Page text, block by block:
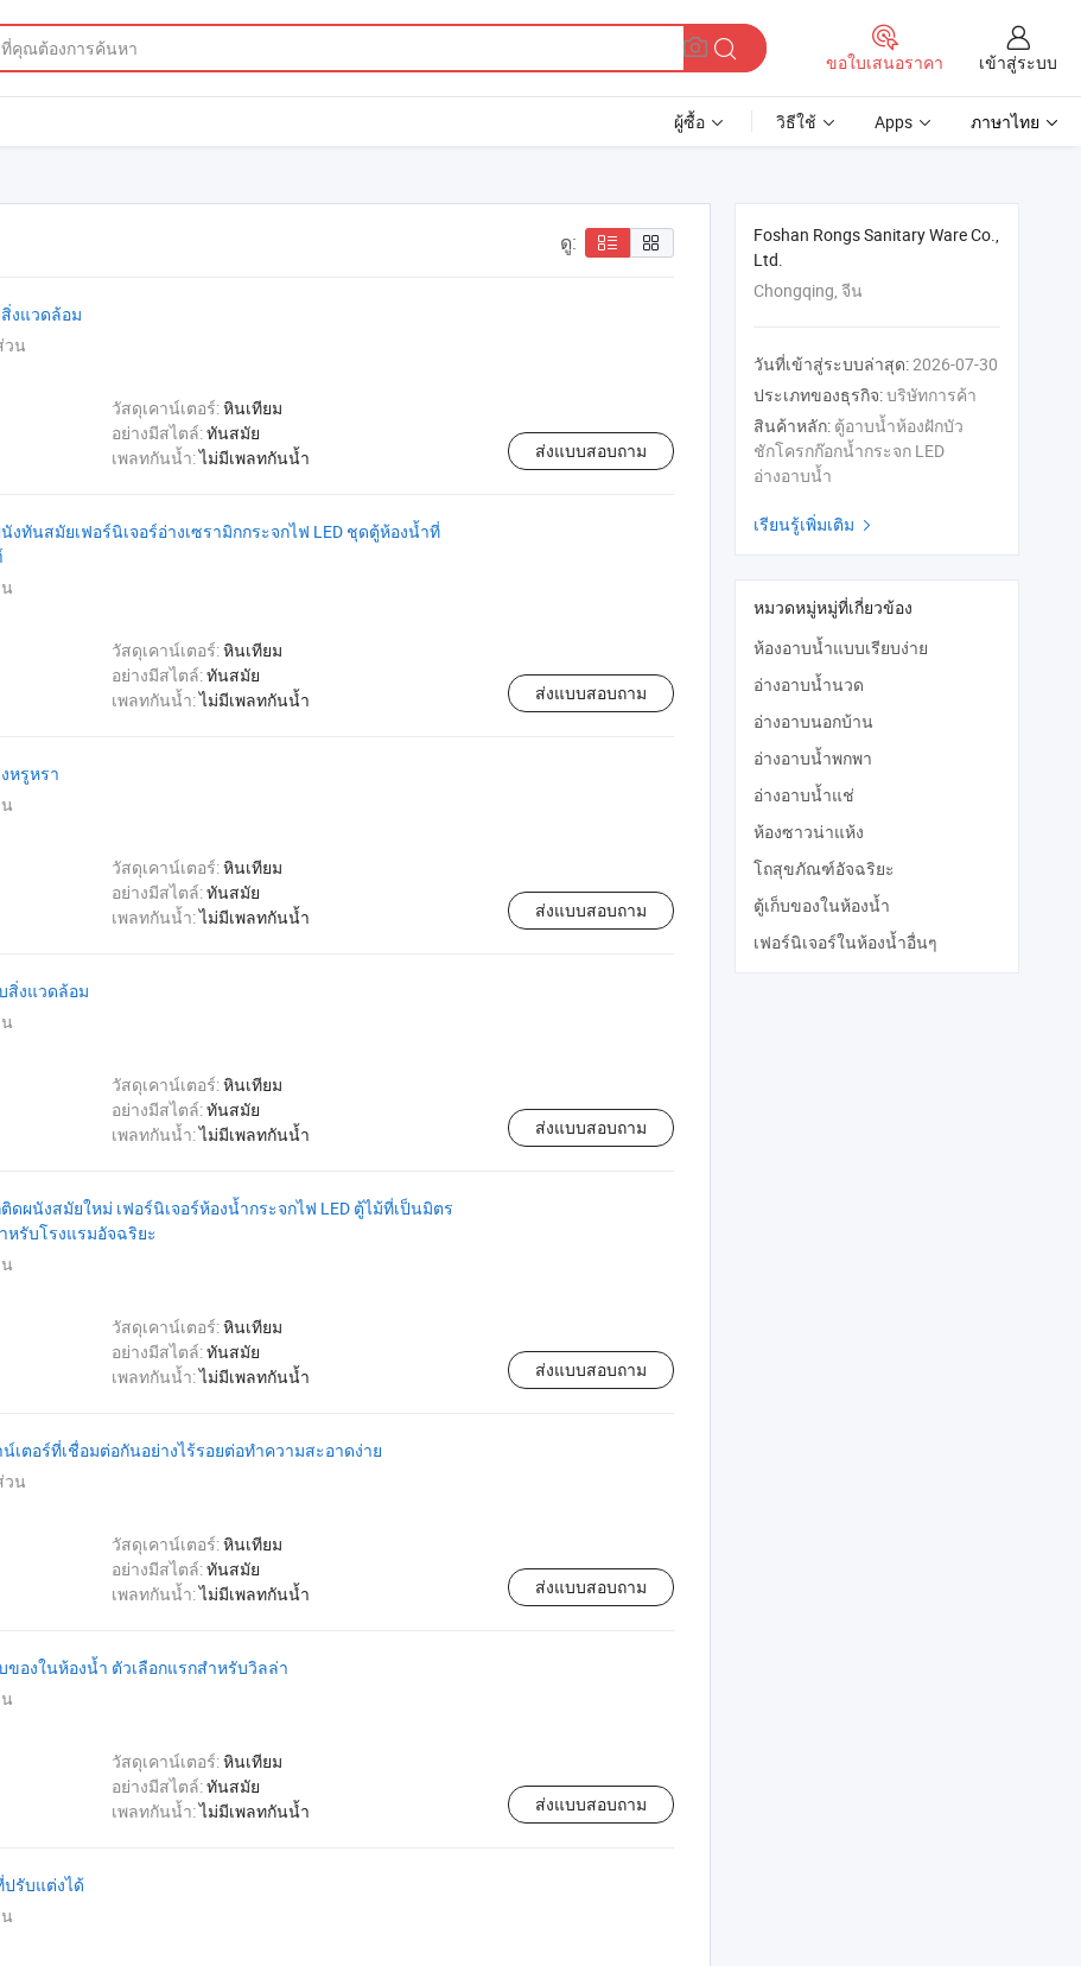
ขอใบเสนอราคา เข้าสู่ระบบ
ผู้ซื้อ วิธีใช้ Apps ภาษาไทย
ดู:
งแวดล้อม
วน
วัสดุเคาน์เตอร์:หินเทียม
อย่างมีสไตล์:ทันสมัย
เพลทกันน้ำ:ไม่มีเพลทกันน้ำ ส่งแบบสอบถาม
ทันสมัยเฟอร์นิเจอร์อ่างเซรามิกกระจกไฟ LED ชุดตู้ห้องน้ำที่
วัสดุเคาน์เตอร์:หินเทียม
อย่างมีสไตล์:ทันสมัย
เพลทกันน้ำ:ไม่มีเพลทกันน้ำ ส่งแบบสอบถาม
หรูหรา
วัสดุเคาน์เตอร์:หินเทียม
อย่างมีสไตล์:ทันสมัย
เพลทกันน้ำ:ไม่มีเพลทกันน้ำ ส่งแบบสอบถาม
สิ่งแวดล้อม
วัสดุเคาน์เตอร์:หินเทียม
อย่างมีสไตล์:ทันสมัย
เพลทกันน้ำ:ไม่มีเพลทกันน้ำ ส่งแบบสอบถาม
ผนังสมัยใหม่ เฟอร์นิเจอร์ห้องน้ำกระจกไฟ LED ตู้ไม้ที่เป็นมิตร
รับโรงแรมอัจฉริยะ
วัสดุเคาน์เตอร์:หินเทียม
อย่างมีสไตล์:ทันสมัย
เพลทกันน้ำ:ไม่มีเพลทกันน้ำ ส่งแบบสอบถาม
เตอร์ที่เชื่อมต่อกันอย่างไร้รอยต่อทำความสะอาดง่าย
วน
วัสดุเคาน์เตอร์:หินเทียม
อย่างมีสไตล์:ทันสมัย
เพลทกันน้ำ:ไม่มีเพลทกันน้ำ ส่งแบบสอบถาม
ของในห้องน้ำ ตัวเลือกแรกสำหรับวิลล่า
วัสดุเคาน์เตอร์:หินเทียม
อย่างมีสไตล์:ทันสมัย
เพลทกันน้ำ:ไม่มีเพลทกันน้ำ ส่งแบบสอบถาม
ปรับแต่งได้
Foshan Rongs Sanitary Ware Co.,
Ltd.
Chongqing, จีน
วันที่เข้าสู่ระบบล่าสุด:2026-07-30
ประเภทของธุรกิจ:บริษัทการค้า
สินค้าหลัก: ตู้อาบน้ำห้องฝักบัว
ชักโครกก๊อกน้ำกระจก LED
อ่างอาบน้ำ
เรียนรู้เพิ่มเติม 
หมวดหมู่หมู่ที่เกี่ยวข้อง
ห้องอาบน้ำแบบเรียบง่าย
อ่างอาบน้ำนวด
อ่างอาบนอกบ้าน
อ่างอาบน้ำพกพา
อ่างอาบน้ำแช่
ห้องซาวน่าแห้ง
โถสุขภัณฑ์อัจฉริยะ
ตู้เก็บของในห้องน้ำ
เฟอร์นิเจอร์ในห้องน้ำอื่นๆ